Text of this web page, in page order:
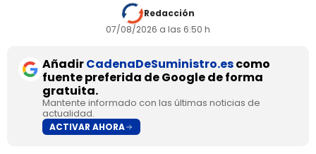
Redacción
07/08/2026 a las 6:50 h
AñadirCadenaDeSuministro.escomo
fuente preferida de Google de forma
gratuita.
Mantente informado con las últimas noticias de
actualidad.
ACTIVAR AHORA